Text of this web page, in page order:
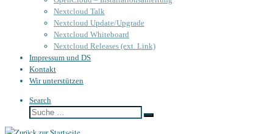
Nextcloud Talk
Nextcloud Update/Upgrade
Nextcloud Whiteboard
Nextcloud Releases (ext. Link)
Impressum und DS
Kontakt
Wir unterstützen
Search
Suche
Suche